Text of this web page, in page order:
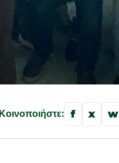
Κοινοποιήστε: f x w